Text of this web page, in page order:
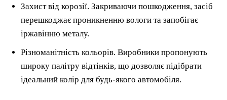
Захист від корозії. Закриваючи пошкодження, засіб
перешкоджає проникненню вологи та запобігає
іржавінню металу.
Різноманітність кольорів. Виробники пропонують
широку палітру відтінків, що дозволяє підібрати
ідеальний колір для будь-якого автомобіля.